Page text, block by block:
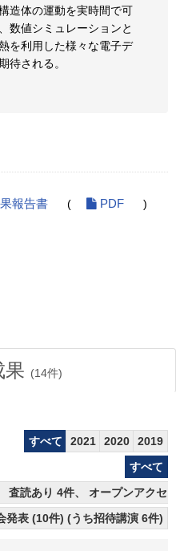
造体の運動を実時間で可
数値シミュレーションと
を利用した様々な電子デ
待される。
報告書 ( PDF )
果 (14件)
すべて 2021 2020
2019
すべて
査読あり 4件、 オープンアクセ
発表 (10件) (うち招待講演 6件)